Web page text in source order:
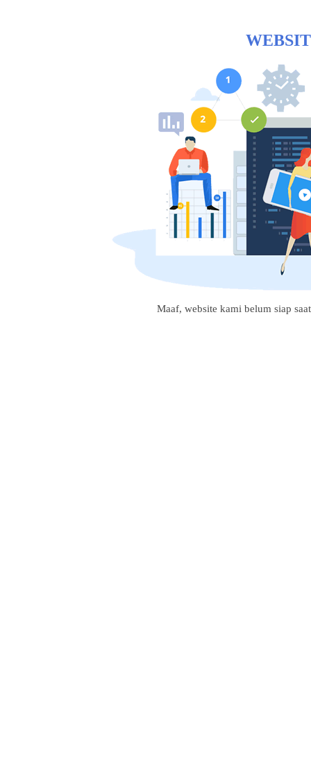
Maaf, website kami belum siap